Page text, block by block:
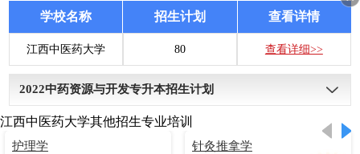
学校名称 招生计划 查看详情
江西中医药大学 80 查看详细>>
2022中药资源与开发专升本招生计划
学校名称 招生计划
江西中医药大学其他招生专业培训
护理学 针灸推拿学